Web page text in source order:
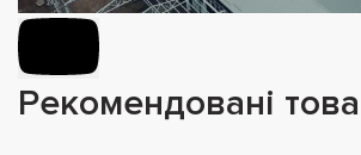
Рекомендовані